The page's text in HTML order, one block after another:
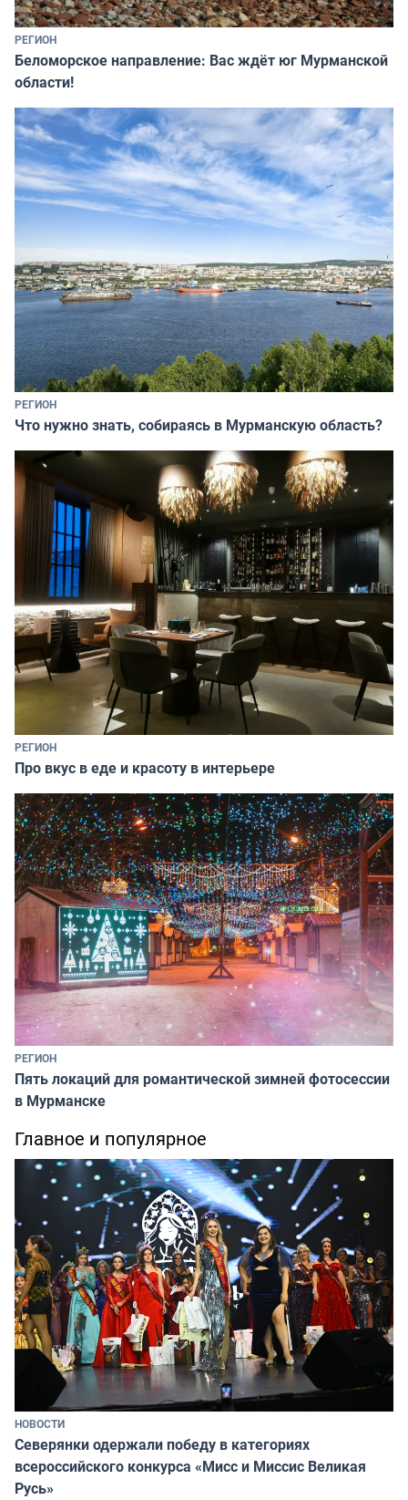
РЕГИОН
Беломорское направление: Вас ждёт юг Мурманской
области!
РЕГИОН
Что нужно знать, собираясь в Мурманскую область?
РЕГИОН
Про вкус в еде и красоту в интерьере
РЕГИОН
Пять локаций для романтической зимней фотосессии
в Мурманске
Главное и популярное
НОВОСТИ
Северянки одержали победу в категориях
всероссийского конкурса «Мисс и Миссис Великая
Русь»